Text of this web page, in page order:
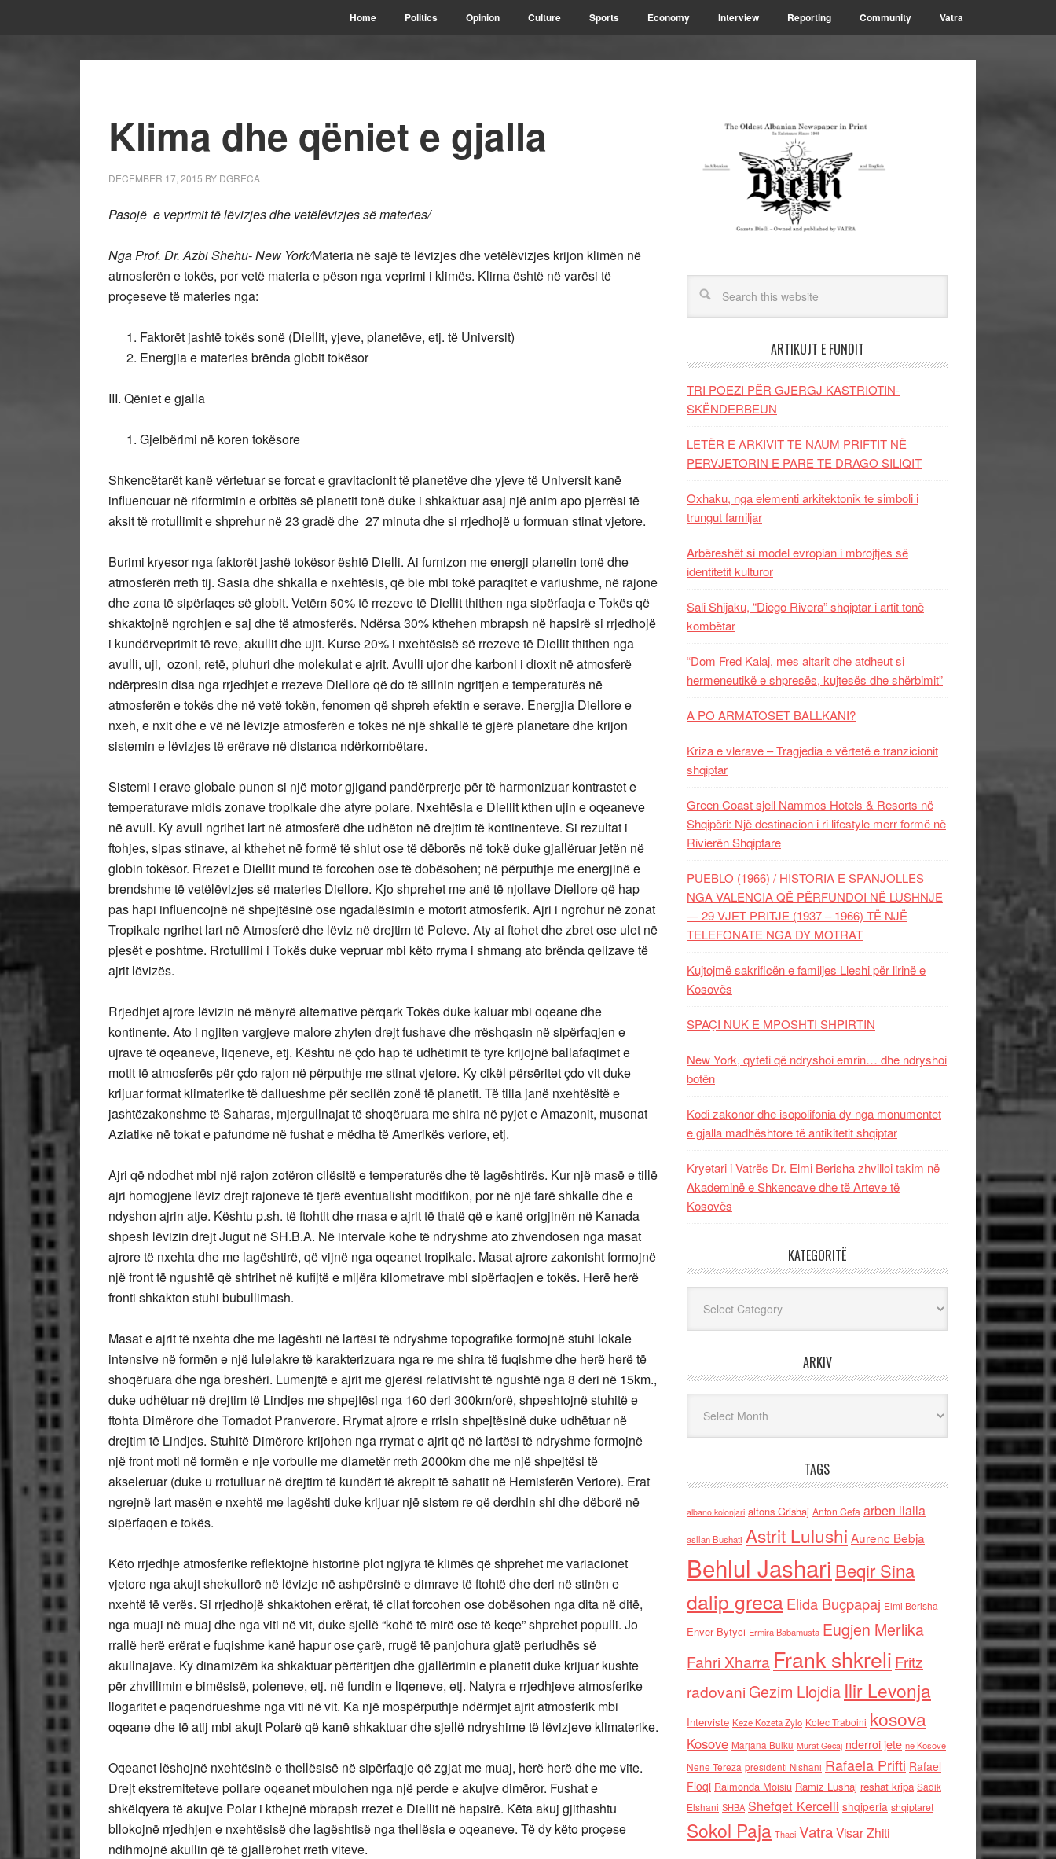
Home Politics Opinion Culture Sports Economy Interview Reporting Community Vatra
Klima dhe qëniet e gjalla
DECEMBER 17, 2015 BY DGRECA
Pasojë e veprimit të lëvizjes dhe vetëlëvizjes së materies/
Nga Prof. Dr. Azbi Shehu- New York/Materia në sajë të lëvizjes dhe vetëlëvizjes krijon klimën në
atmosferën e tokës, por vetë materia e pëson nga veprimi i klimës. Klima është në varësi të
proçeseve të materies nga:
Faktorët jashtë tokës sonë (Diellit, yjeve, planetëve, etj. të Universit)
Energjia e materies brënda globit tokësor
III. Qëniet e gjalla
Gjelbërimi në koren tokësore
Shkencëtarët kanë vërtetuar se forcat e gravitacionit të planetëve dhe yjeve të Universit kanë
influencuar në riformimin e orbitës së planetit tonë duke i shkaktuar asaj një anim apo pjerrësi të
aksit të rrotullimit e shprehur në 23 gradë dhe 27 minuta dhe si rrjedhojë u formuan stinat vjetore.
Burimi kryesor nga faktorët jashë tokësor është Dielli. Ai furnizon me energji planetin tonë dhe
atmosferën rreth tij. Sasia dhe shkalla e nxehtësis, që bie mbi tokë paraqitet e variushme, në rajone
dhe zona të sipërfaqes së globit. Vetëm 50% të rrezeve të Diellit thithen nga sipërfaqja e Tokës që
shkaktojnë ngrohjen e saj dhe të atmosferës. Ndërsa 30% kthehen mbrapsh në hapsirë si rrjedhojë
i kundërveprimit të reve, akullit dhe ujit. Kurse 20% i nxehtësisë së rrezeve të Diellit thithen nga
avulli, uji, ozoni, retë, pluhuri dhe molekulat e ajrit. Avulli ujor dhe karboni i dioxit në atmosferë
ndërpresin disa nga rrjedhjet e rrezeve Diellore që do të sillnin ngritjen e temperaturës në
atmosferën e tokës dhe në vetë tokën, fenomen që shpreh efektin e serave. Energjia Diellore e
nxeh, e nxit dhe e vë në lëvizje atmosferën e tokës në një shkallë të gjërë planetare dhe krijon
sistemin e lëvizjes të erërave në distanca ndërkombëtare.
Sistemi i erave globale punon si një motor gjigand pandërprerje për të harmonizuar kontrastet e
temperaturave midis zonave tropikale dhe atyre polare. Nxehtësia e Diellit kthen ujin e oqeaneve
në avull. Ky avull ngrihet lart në atmosferë dhe udhëton në drejtim të kontinenteve. Si rezultat i
ftohjes, sipas stinave, ai kthehet në formë të shiut ose të dëborës në tokë duke gjallëruar jetën në
globin tokësor. Rrezet e Diellit mund të forcohen ose të dobësohen; në përputhje me energjinë e
brendshme të vetëlëvizjes së materies Diellore. Kjo shprehet me anë të njollave Diellore që hap
pas hapi influencojnë në shpejtësinë ose ngadalësimin e motorit atmosferik. Ajri i ngrohur në zonat
Tropikale ngrihet lart në Atmosferë dhe lëviz në drejtim të Poleve. Aty ai ftohet dhe zbret ose ulet në
pjesët e poshtme. Rrotullimi i Tokës duke vepruar mbi këto rryma i shmang ato brënda qelizave të
ajrit lëvizës.
Rrjedhjet ajrore lëvizin në mënyrë alternative përqark Tokës duke kaluar mbi oqeane dhe
kontinente. Ato i ngjiten vargjeve malore zhyten drejt fushave dhe rrëshqasin në sipërfaqjen e
ujrave të oqeaneve, liqeneve, etj. Kështu në çdo hap të udhëtimit të tyre krijojnë ballafaqimet e
motit të atmosferës për çdo rajon në përputhje me stinat vjetore. Ky cikël përsëritet çdo vit duke
krijuar format klimaterike të dallueshme për secilën zonë të planetit. Të tilla janë nxehtësitë e
jashtëzakonshme të Saharas, mjergullnajat të shoqëruara me shira në pyjet e Amazonit, musonat
Aziatike në tokat e pafundme në fushat e mëdha të Amerikës veriore, etj.
Ajri që ndodhet mbi një rajon zotëron cilësitë e temperaturës dhe të lagështirës. Kur një masë e tillë
ajri homogjene lëviz drejt rajoneve të tjerë eventualisht modifikon, por në një farë shkalle dhe e
ndyshon ajrin atje. Kështu p.sh. të ftohtit dhe masa e ajrit të thatë që e kanë origjinën në Kanada
shpesh lëvizin drejt Jugut në SH.B.A. Në intervale kohe të ndryshme ato zhvendosen nga masat
ajrore të nxehta dhe me lagështirë, që vijnë nga oqeanet tropikale. Masat ajrore zakonisht formojnë
një front të ngushtë që shtrihet në kufijtë e mijëra kilometrave mbi sipërfaqjen e tokës. Herë herë
fronti shkakton stuhi bubullimash.
Masat e ajrit të nxehta dhe me lagështi në lartësi të ndryshme topografike formojnë stuhi lokale
intensive në formën e një lulelakre të karakterizuara nga re me shira të fuqishme dhe herë herë të
shoqëruara dhe nga breshëri. Lumenjtë e ajrit me gjerësi relativisht të ngushtë nga 8 deri në 15km.,
duke udhëtuar në drejtim të Lindjes me shpejtësi nga 160 deri 300km/orë, shpeshtojnë stuhitë e
ftohta Dimërore dhe Tornadot Pranverore. Rrymat ajrore e rrisin shpejtësinë duke udhëtuar në
drejtim të Lindjes. Stuhitë Dimërore krijohen nga rrymat e ajrit që në lartësi të ndryshme formojnë
një front moti në formën e nje vorbulle me diametër rreth 2000km dhe me një shpejtësi të
akseleruar (duke u rrotulluar në drejtim të kundërt të akrepit të sahatit në Hemisferën Veriore). Erat
ngrejnë lart masën e nxehtë me lagështi duke krijuar një sistem re që derdhin shi dhe dëborë në
sipërfaqen e tokës.
Këto rrjedhje atmosferike reflektojnë historinë plot ngjyra të klimës që shprehet me variacionet
vjetore nga akujt shekullorë në lëvizje në ashpërsinë e dimrave të ftohtë dhe deri në stinën e
nxehtë të verës. Si rrjedhojë shkaktohen erërat, të cilat forcohen ose dobësohen nga dita në ditë,
nga muaji në muaj dhe nga viti në vit, duke sjellë “kohë të mirë ose të keqe” shprehet populli. Jo
rrallë herë erërat e fuqishme kanë hapur ose çarë, rrugë të panjohura gjatë periudhës së
akullnajave. Ky dinamizëm ka shkaktuar përtëritjen dhe gjallërimin e planetit duke krijuar kushte
për zhvillimin e bimësisë, poleneve, etj. në fundin e liqeneve, etj. Natyra e rrjedhjeve atmosferike
llogaritet e paqendrueshme nga viti në vit. Ka një mospërputhje ndërmjet ajrit atmosferik mbi
oqeane dhe të atij mbi akujt Polarë që kanë shkaktuar dhe sjellë ndryshime të lëvizjeve klimaterike.
Oqeanet lëshojnë nxehtësinë e thellësisë në sipërfaqje që zgjat me muaj, herë herë dhe me vite.
Drejt ekstremiteteve pollare oqeanet mbulohen nga një perde e akujve dimëror. Fushat e
shkëlqyera të akujve Polar i kthejnë mbrapsh rrezet e Diellit në hapsirë. Këta akuj gjithashtu
bllokojnë rrjedhjen e nxehtësisë dhe lagështisë nga thellësia e oqeaneve. Të dy këto proçese
ndihmojnë akullin që të gjallërohet rreth viteve.
ARTIKUJT E FUNDIT
TRI POEZI PËR GJERGJ KASTRIOTIN-
SKËNDERBEUN
LETËR E ARKIVIT TE NAUM PRIFTIT NË
PERVJETORIN E PARE TE DRAGO SILIQIT
Oxhaku, nga elementi arkitektonik te simboli i
trungut familjar
Arbëreshët si model evropian i mbrojtjes së
identitetit kulturor
Sali Shijaku, “Diego Rivera” shqiptar i artit tonë
kombëtar
“Dom Fred Kalaj, mes altarit dhe atdheut si
hermeneutikë e shpresës, kujtesës dhe shërbimit”
A PO ARMATOSET BALLKANI?
Kriza e vlerave – Tragjedia e vërtetë e tranzicionit
shqiptar
Green Coast sjell Nammos Hotels & Resorts në
Shqipëri: Një destinacion i ri lifestyle merr formë në
Rivierën Shqiptare
PUEBLO (1966) / HISTORIA E SPANJOLLES
NGA VALENCIA QË PËRFUNDOI NË LUSHNJE
— 29 VJET PRITJE (1937 – 1966) TË NJË
TELEFONATE NGA DY MOTRAT
Kujtojmë sakrificën e familjes Lleshi për lirinë e
Kosovës
SPAÇI NUK E MPOSHTI SHPIRTIN
New York, qyteti që ndryshoi emrin… dhe ndryshoi
botën
Kodi zakonor dhe isopolifonia dy nga monumentet
e gjalla madhështore të antikitetit shqiptar
Kryetari i Vatrës Dr. Elmi Berisha zhvilloi takim në
Akademinë e Shkencave dhe të Arteve të
Kosovës
KATEGORITË
ARKIV
TAGS
albano kolonjari alfons Grishaj Anton Cefa arben llalla
asllan Bushati Astrit Lulushi Aurenc Bebja
Behlul Jashari Beqir Sina
dalip grecaElida Buçpapaj Elmi Berisha
Enver Bytyci Ermira Babamusta Eugjen Merlika
Fahri Xharra Frank shkreli Fritz
radovaniGezim Llojdia Ilir Levonja
Interviste Keze Kozeta Zylo Kolec Traboini kosova
Kosove Marjana Bulku Murat Gecaj nderroi jete ne Kosove
Nene Tereza presidenti Nishani Rafaela Prifti Rafael
Floqi Raimonda Moisiu Ramiz Lushaj reshat kripa Sadik
Elshani SHBA Shefqet Kercelli shqiperia shqiptaret
Sokol Paja Thaci VatraVisar Zhiti